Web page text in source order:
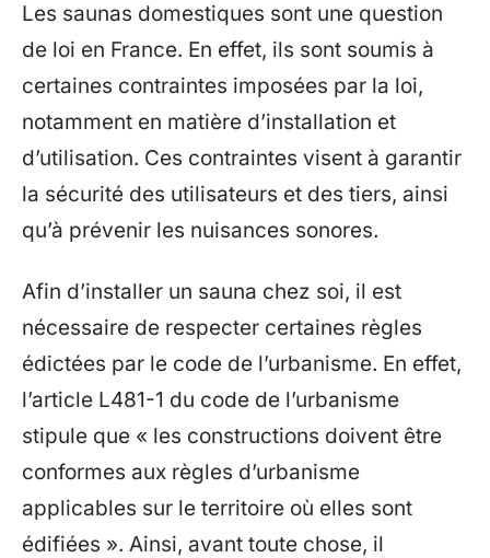
Les saunas domestiques sont une question
de loi en France. En effet, ils sont soumis à
certaines contraintes imposées par la loi,
notamment en matière d’installation et
d’utilisation. Ces contraintes visent à garantir
la sécurité des utilisateurs et des tiers, ainsi
qu’à prévenir les nuisances sonores.
Afin d’installer un sauna chez soi, il est
nécessaire de respecter certaines règles
édictées par le code de l’urbanisme. En effet,
l’article L481-1 du code de l’urbanisme
stipule que « les constructions doivent être
conformes aux règles d’urbanisme
applicables sur le territoire où elles sont
édifiées ». Ainsi, avant toute chose, il